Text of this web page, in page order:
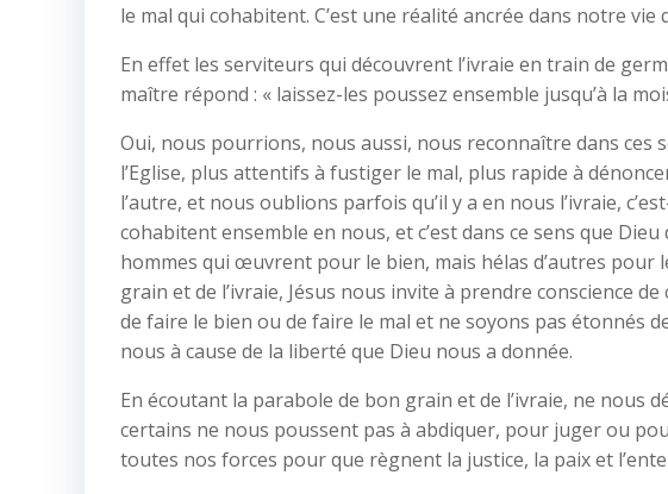
le mal qui cohabitent. C’est une réalité ancrée dans notre
En effet les serviteurs qui découvrent l’ivraie en train de
maître répond : « laissez-les poussez ensemble jusqu’à la
Oui, nous pourrions, nous aussi, nous reconnaître dans ces
l’Eglise, plus attentifs à fustiger le mal, plus rapide à
l’autre, et nous oublions parfois qu’il y a en nous l’ivraie,
cohabitent ensemble en nous, et c’est dans ce sens que
hommes qui œuvrent pour le bien, mais hélas d’autres pour
grain et de l’ivraie, Jésus nous invite à prendre conscience
de faire le bien ou de faire le mal et ne soyons pas étonnés
nous à cause de la liberté que Dieu nous a donnée.
En écoutant la parabole de bon grain et de l’ivraie, ne
certains ne nous poussent pas à abdiquer, pour juger ou
toutes nos forces pour que règnent la justice, la paix et